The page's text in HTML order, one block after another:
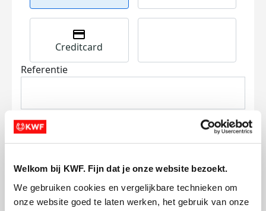
Welkom bij KWF. Fijn dat je onze website bezoekt.
We gebruiken cookies en vergelijkbare technieken om
onze website goed te laten werken, het gebruik van onze
Creditcard
Referentie
en betaal €0.75 extra.